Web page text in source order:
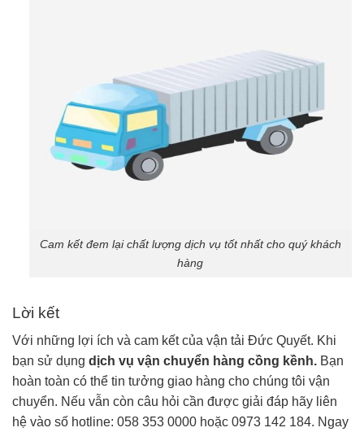
Cam kết đem lại chất lượng dịch vụ tốt nhất cho quý khách
hàng
Lời kết
Với những lợi ích và cam kết của vận tải Đức Quyết. Khi
bạn sử dụng dịch vụ vận chuyển hàng cồng kềnh. Bạn
hoàn toàn có thể tin tưởng giao hàng cho chúng tôi vận
chuyển. Nếu vẫn còn câu hỏi cần được giải đáp hãy liên
hệ vào số hotline: 058 353 0000 hoặc 0973 142 184. Ngay